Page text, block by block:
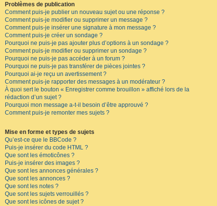
Problèmes de publication
Comment puis-je publier un nouveau sujet ou une réponse ?
Comment puis-je modifier ou supprimer un message ?
Comment puis-je insérer une signature à mon message ?
Comment puis-je créer un sondage ?
Pourquoi ne puis-je pas ajouter plus d’options à un sondage ?
Comment puis-je modifier ou supprimer un sondage ?
Pourquoi ne puis-je pas accéder à un forum ?
Pourquoi ne puis-je pas transférer de pièces jointes ?
Pourquoi ai-je reçu un avertissement ?
Comment puis-je rapporter des messages à un modérateur ?
À quoi sert le bouton « Enregistrer comme brouillon » affiché lors de la
rédaction d’un sujet ?
Pourquoi mon message a-t-il besoin d’être approuvé ?
Comment puis-je remonter mes sujets ?
Mise en forme et types de sujets
Qu’est-ce que le BBCode ?
Puis-je insérer du code HTML ?
Que sont les émoticônes ?
Puis-je insérer des images ?
Que sont les annonces générales ?
Que sont les annonces ?
Que sont les notes ?
Que sont les sujets verrouillés ?
Que sont les icônes de sujet ?